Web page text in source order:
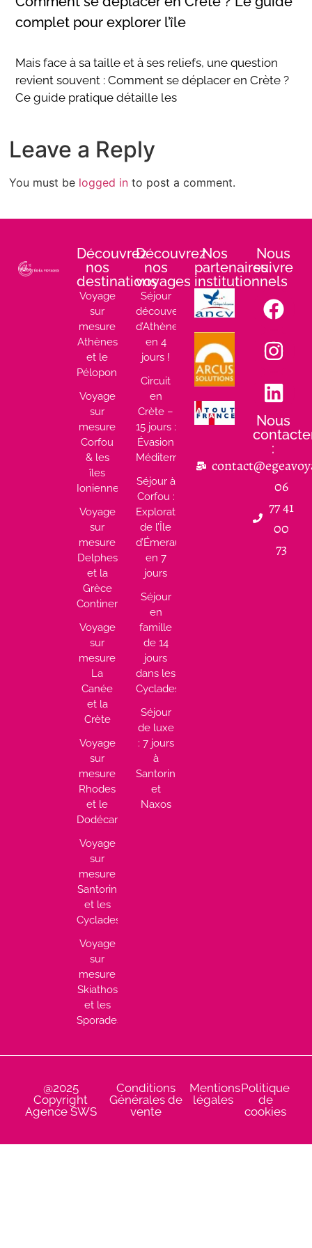
complet pour explorer l’île
Mais face à sa taille et à ses reliefs, une question
revient souvent : Comment se déplacer en Crète ?
Ce guide pratique détaille les
Leave a Reply
You must be logged in to post a comment.
Découvrez
nos
destinations
Voyage
sur
mesure
Athènes
et le
Péloponnèse
Voyage
sur
mesure
Corfou
& les
îles
Ioniennes
Voyage
sur
mesure
Delphes
et la
Grèce
Continentale
Voyage
sur
mesure
La
Canée
et la
Crète
Voyage
sur
mesure
Rhodes
et le
Dodécanèse
Voyage
sur
mesure
Santorin
et les
Cyclades
Voyage
sur
mesure
Skiathos
et les
Sporades
Découvrez
nos
voyages
Séjour
découverte
d’Athènes
en 4
jours !
Circuit
en
Crète –
15 jours :
Évasion
Méditerranéenne
Séjour à
Corfou :
Exploration
de l’Île
d’Émeraude
en 7
jours
Séjour
en
famille
de 14
jours
dans les
Cyclades
Séjour
de luxe
: 7 jours
à
Santorin
et
Naxos
Nos
partenaires
institutionnels
Nous
suivre
:
Nous
:
06
77 41
00
73
@2025
Copyright
Agence SWS
Conditions
Générales de
vente
Mentions
légales
Politique
de
cookies